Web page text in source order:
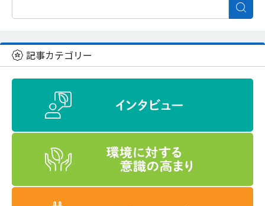
記事カテゴリー